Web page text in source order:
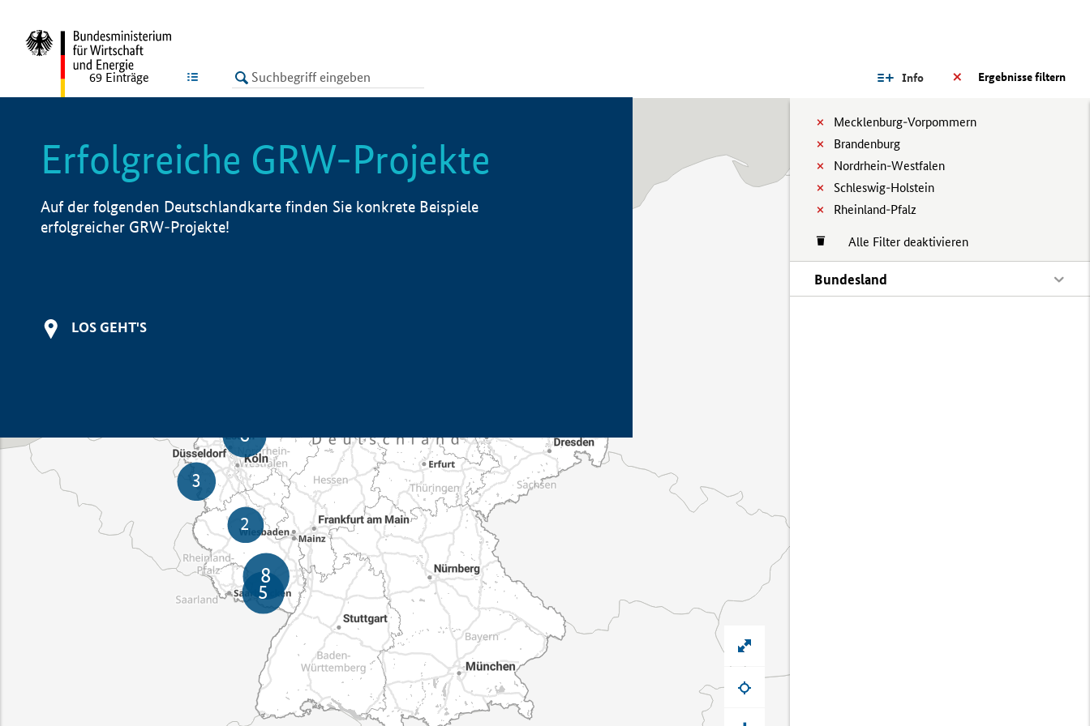
LISTE Ergebnisse filtern
Info
Mecklenburg-Vorpommern
Brandenburg
Nordrhein-Westfalen
Schleswig-Holstein
Rheinland-Pfalz
Alle Filter deaktivieren
Bundesland
69 Einträge
Erfolgreiche GRW-Projekte
Auf der folgenden Deutschlandkarte finden Sie konkrete Beispiele
erfolgreicher GRW-Projekte!
LOS GEHT'S